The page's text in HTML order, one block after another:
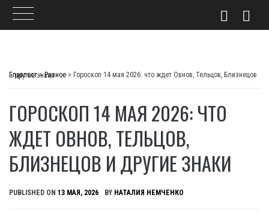
Главпост>Разное >
Гороскоп 14 мая 2026: что ждет Овнов, Тельцов, Близнецов и другие знаки
ГОРОСКОП 14 МАЯ 2026: ЧТО
ЖДЕТ ОВНОВ, ТЕЛЬЦОВ,
БЛИЗНЕЦОВ И ДРУГИЕ ЗНАКИ
PUBLISHED ON 13 МАЯ, 2026 BY НАТАЛИЯ НЕМЧЕНКО